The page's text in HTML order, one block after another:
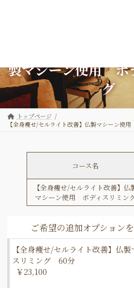
キ
ッ
に
移
製マシーン使用 ボ
グ
トップページ
【全身痩せ/セルライト改善】仏製マシーン使
コース名
【全身痩せ/セルライト改善】仏
マシーン使用 ボディスリミン
【全身痩せ/セルライト改善】仏
スリミング 60分
￥23,100